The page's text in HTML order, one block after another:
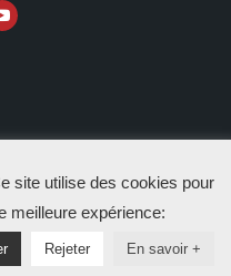
site utilise des cookies pour
meilleure expérience:
Rejeter En savoir +